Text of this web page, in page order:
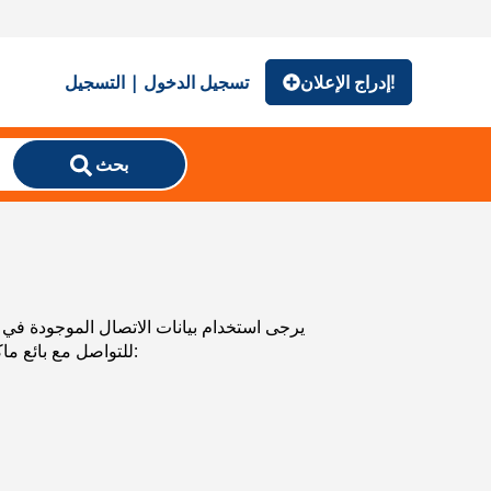
تسجيل الدخول | التسجيل إدراج الإعلان!
بحث
للتواصل مع بائع ماكينات الطرق والجليد المستعملة. يمكنك استعراض إعلانات ماكينات الطرق والجليد المستعملة من البلدان المجاورة: